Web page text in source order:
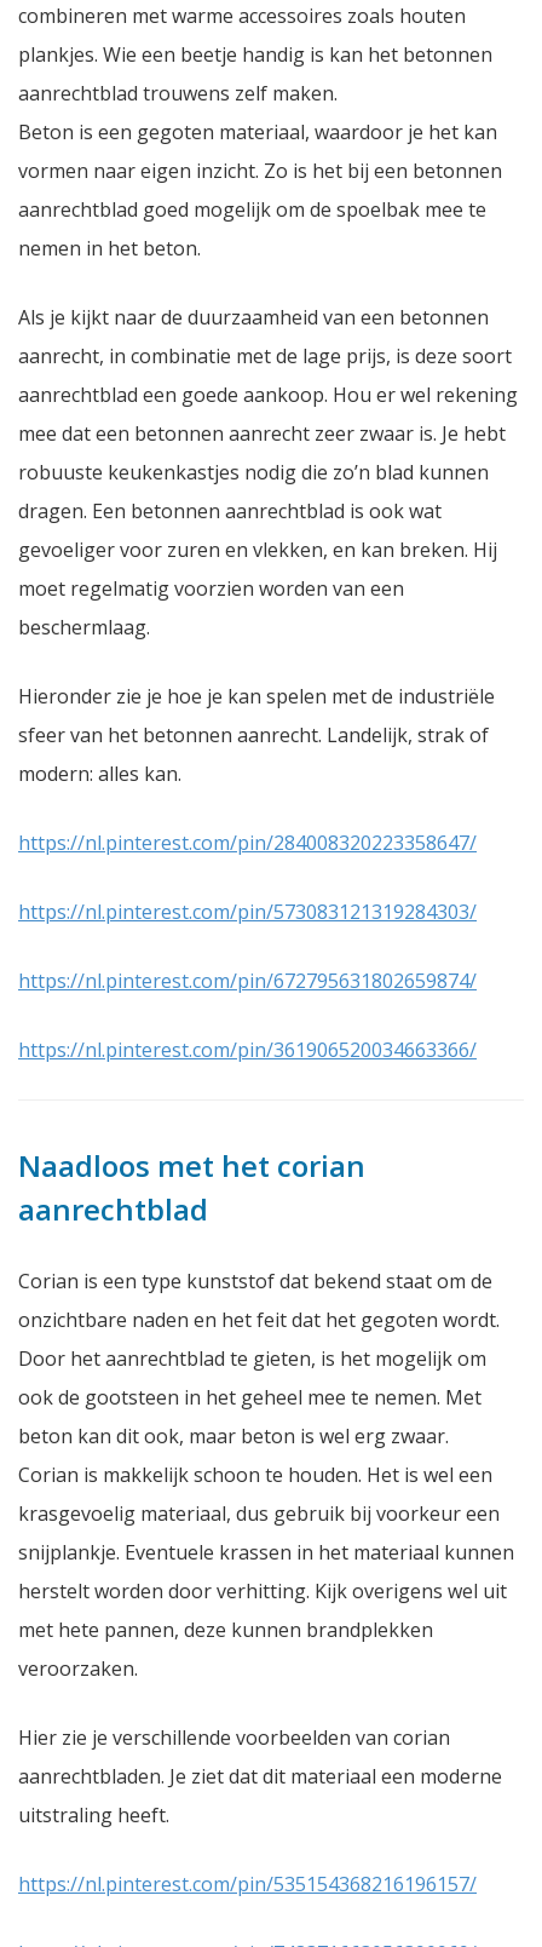
combineren met warme accessoires zoals houten
plankjes. Wie een beetje handig is kan het betonnen
aanrechtblad trouwens zelf maken.
Beton is een gegoten materiaal, waardoor je het kan
vormen naar eigen inzicht. Zo is het bij een betonnen
aanrechtblad goed mogelijk om de spoelbak mee te
nemen in het beton.
Als je kijkt naar de duurzaamheid van een betonnen
aanrecht, in combinatie met de lage prijs, is deze soort
aanrechtblad een goede aankoop. Hou er wel rekening
mee dat een betonnen aanrecht zeer zwaar is. Je hebt
robuuste keukenkastjes nodig die zo’n blad kunnen
dragen. Een betonnen aanrechtblad is ook wat
gevoeliger voor zuren en vlekken, en kan breken. Hij
moet regelmatig voorzien worden van een
beschermlaag.
Hieronder zie je hoe je kan spelen met de industriële
sfeer van het betonnen aanrecht. Landelijk, strak of
modern: alles kan.
https://nl.pinterest.com/pin/284008320223358647/
https://nl.pinterest.com/pin/573083121319284303/
https://nl.pinterest.com/pin/672795631802659874/
https://nl.pinterest.com/pin/361906520034663366/
Naadloos met het corian
aanrechtblad
Corian is een type kunststof dat bekend staat om de
onzichtbare naden en het feit dat het gegoten wordt.
Door het aanrechtblad te gieten, is het mogelijk om
ook de gootsteen in het geheel mee te nemen. Met
beton kan dit ook, maar beton is wel erg zwaar.
Corian is makkelijk schoon te houden. Het is wel een
krasgevoelig materiaal, dus gebruik bij voorkeur een
snijplankje. Eventuele krassen in het materiaal kunnen
herstelt worden door verhitting. Kijk overigens wel uit
met hete pannen, deze kunnen brandplekken
veroorzaken.
Hier zie je verschillende voorbeelden van corian
aanrechtbladen. Je ziet dat dit materiaal een moderne
uitstraling heeft.
https://nl.pinterest.com/pin/535154368216196157/